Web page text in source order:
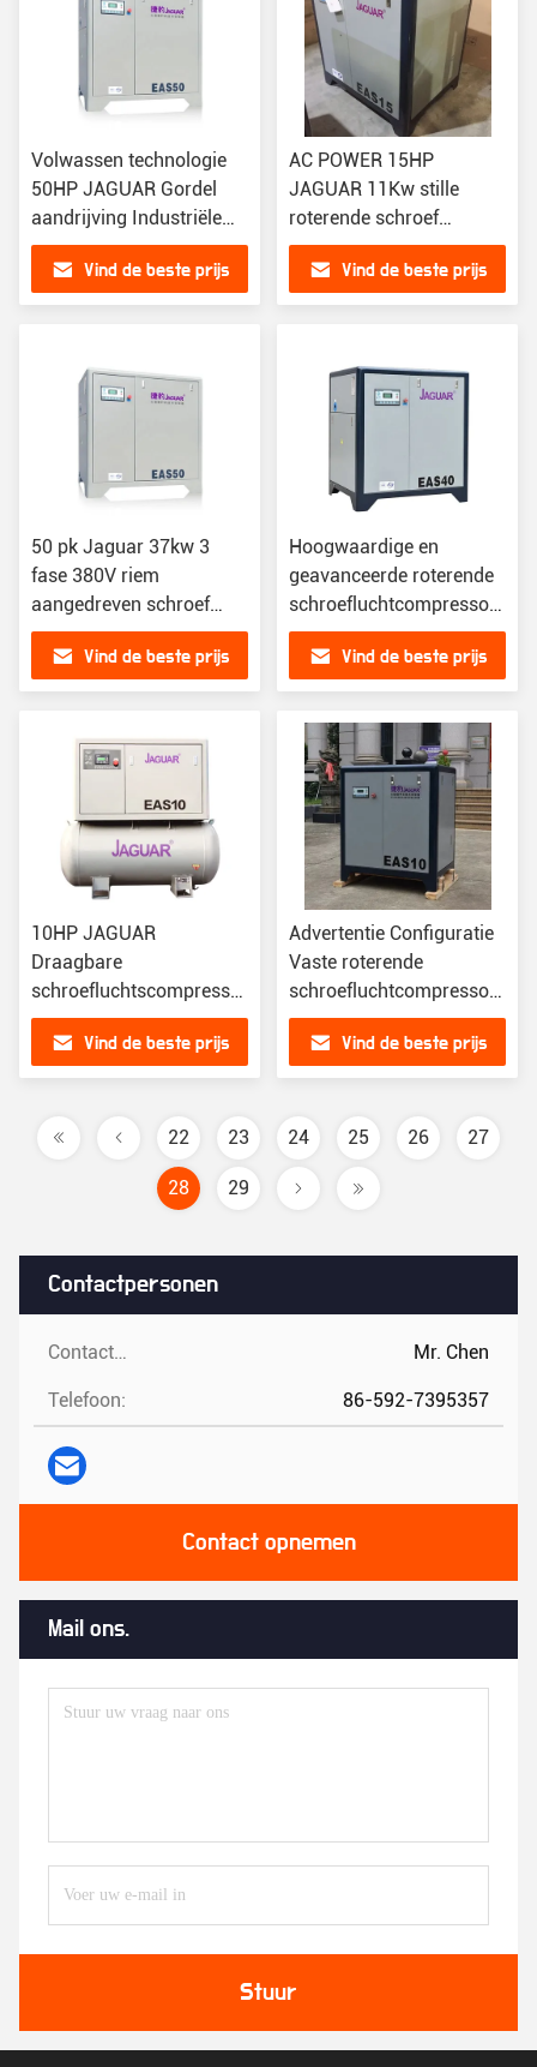
Contactpersonen
Contactpersonen: Mr. Chen
Telefoon: 86-592-7395357
Contact opnemen
Mail ons.
Stuur
Volwassen technologie
50HP JAGUAR Gordel
aandrijving Industriële
gesmeerde schroef
luchtcompressor
Vind de beste prijs
AC POWER 15HP
JAGUAR 11Kw stille
roterende schroef
luchtcompressor voor
plastic riem aandrijving
Vind de beste prijs
50 pk Jaguar 37kw 3
fase 380V riem
aangedreven schroef
luchtcompressor voor
verfproductie
Vind de beste prijs
Hoogwaardige en
geavanceerde roterende
schroefluchtcompressoren
voor houtbewerking
Vind de beste prijs
10HP JAGUAR
Draagbare
schroefluchtscompressor
voor de
automobielindustrie
Vind de beste prijs
Advertentie Configuratie
Vaste roterende
schroefluchtcompressor
voor zandblazen
Vind de beste prijs
22 23 24 25 26 27
28 29